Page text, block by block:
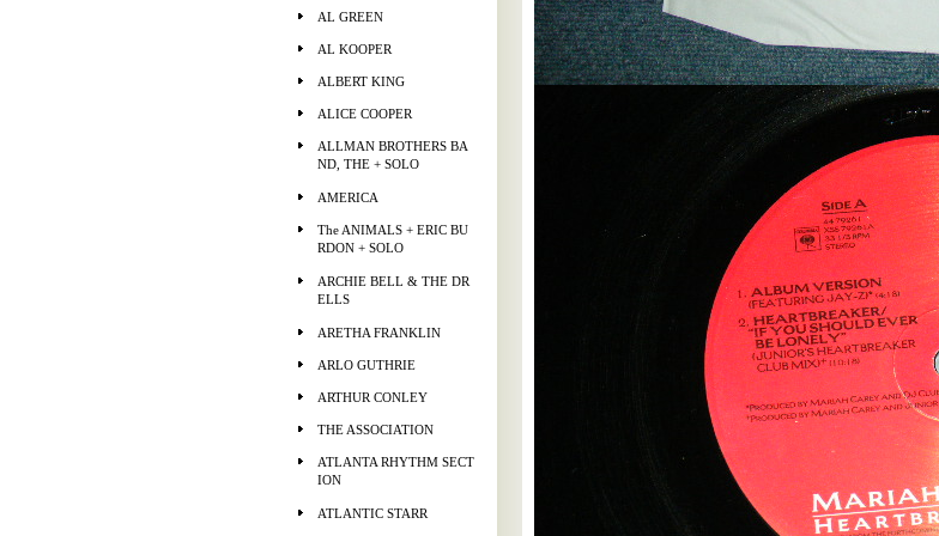
AL GREEN
AL KOOPER
ALBERT KING
ALICE COOPER
ALLMAN BROTHERS BA
ND, THE + SOLO
AMERICA
The ANIMALS + ERIC BU
RDON + SOLO
ARCHIE BELL & THE DR
ELLS
ARETHA FRANKLIN
ARLO GUTHRIE
ARTHUR CONLEY
THE ASSOCIATION
ATLANTA RHYTHM SECT
ION
ATLANTIC STARR